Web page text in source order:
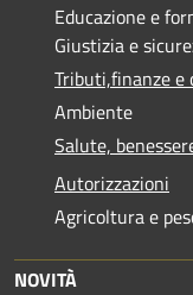
Educazione e
Giustizia e
Tributi,finanze e
Ambiente
Salute,
Autorizzazioni
Agricoltura e
NOVITÀ